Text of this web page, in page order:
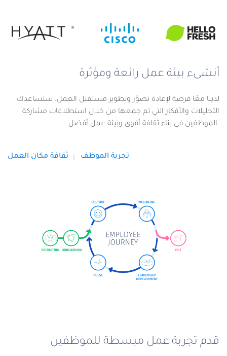
أنشىء بيئة عمل رائعة ومؤثرة
لدينا معًا فرصة لإعادة تصوّر وتطوير مستقبل العمل. ستساعدك
التحليلات والأفكار التي تم جمعها من خلال استطلاعات مشاركة
الموظفين في بناء ثقافة أقوى وبيئة عمل أفضل.
ثقافة مكان العمل تجربة الموظف
قدم تجربة عمل مبسطة للموظفين